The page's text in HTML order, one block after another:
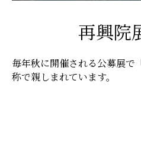
再興院
毎年秋に開催される公募展で
称で親しまれています。